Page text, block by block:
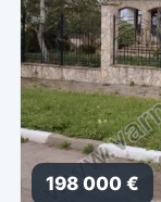
198 000 €